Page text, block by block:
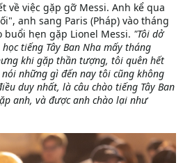
về việc gặp gỡ Messi. Anh kể qua
anh sang Paris (Pháp) vào tháng
buổi hẹn gặp Lionel Messi. "Tôi dở
tiếng Tây Ban Nha mấy tháng
khi gặp thần tượng, tôi quên hết
những gì đến nay tôi cũng không
duy nhất, là câu chào tiếng Tây Ban
anh, và được anh chào lại như